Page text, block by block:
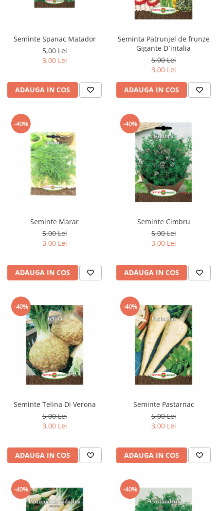
Seminte Spanac Matador
5,00 Lei
3,00 Lei
ADAUGA IN COS
Seminta Patrunjel de frunze
Gigante D`intalia
5,00 Lei
3,00 Lei
ADAUGA IN COS
-40%
Seminte Marar
5,00 Lei
3,00 Lei
ADAUGA IN COS
-40%
Seminte Cimbru
5,00 Lei
3,00 Lei
ADAUGA IN COS
-40%
Seminte Telina Di Verona
5,00 Lei
3,00 Lei
ADAUGA IN COS
-40%
Seminte Pastarnac
5,00 Lei
3,00 Lei
ADAUGA IN COS
-40% -40%